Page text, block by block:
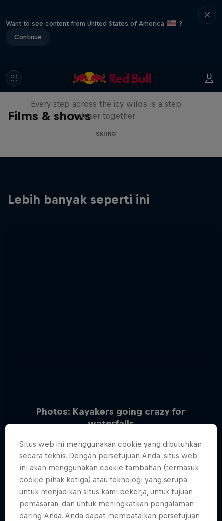
Want to see content from United States of America
?
Continue
Films & shows
A Baffin Vacation: Love on Ice
Every step across the icy wilds is a step
closer together
SKIING
Lebih banyak seperti ini
Photos: Kayakers going crazy for
waterfalls
15 Photos
KAYAKING
Situs web ini menggunakan cookie yang dibutuhkan
secara teknis. Dengan persetujuan Anda, situs web
ini akan menggunakan cookie tambahan (termasuk
cookie pihak ketiga) atau teknologi yang serupa
untuk menjadikan situs kami bekerja, untuk tujuan
pemasaran, dan untuk meningkatkan pengalaman
daring Anda. Anda dapat membatalkan persetujuan